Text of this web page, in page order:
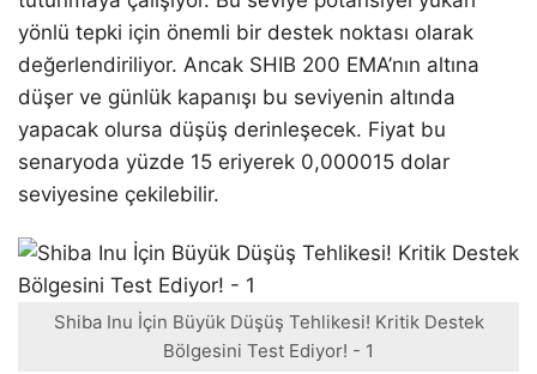
yönlü tepki için önemli bir destek noktası olarak
değerlendiriliyor. Ancak SHIB 200 EMA’nın altına
düşer ve günlük kapanışı bu seviyenin altında
yapacak olursa düşüş derinleşecek. Fiyat bu
senaryoda yüzde 15 eriyerek 0,000015 dolar
seviyesine çekilebilir.
Shiba Inu İçin Büyük Düşüş Tehlikesi! Kritik Destek
Bölgesini Test Ediyor! - 1